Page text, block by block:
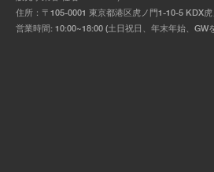
住所：〒105-0001 東京都港区虎ノ門1-10-5 KDX
営業時間: 10:00~18:00 (土日祝日、年末年始、GW